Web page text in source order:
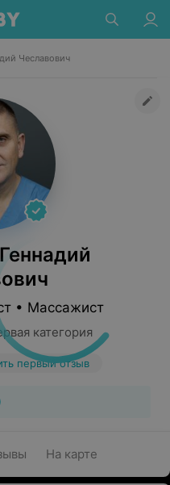
Чеславович
• Массажист
категория
первый отзыв
На карте